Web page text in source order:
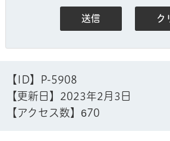
【ID】
P-5908
【更新日】 2023年2月3日
【アクセス数】 670